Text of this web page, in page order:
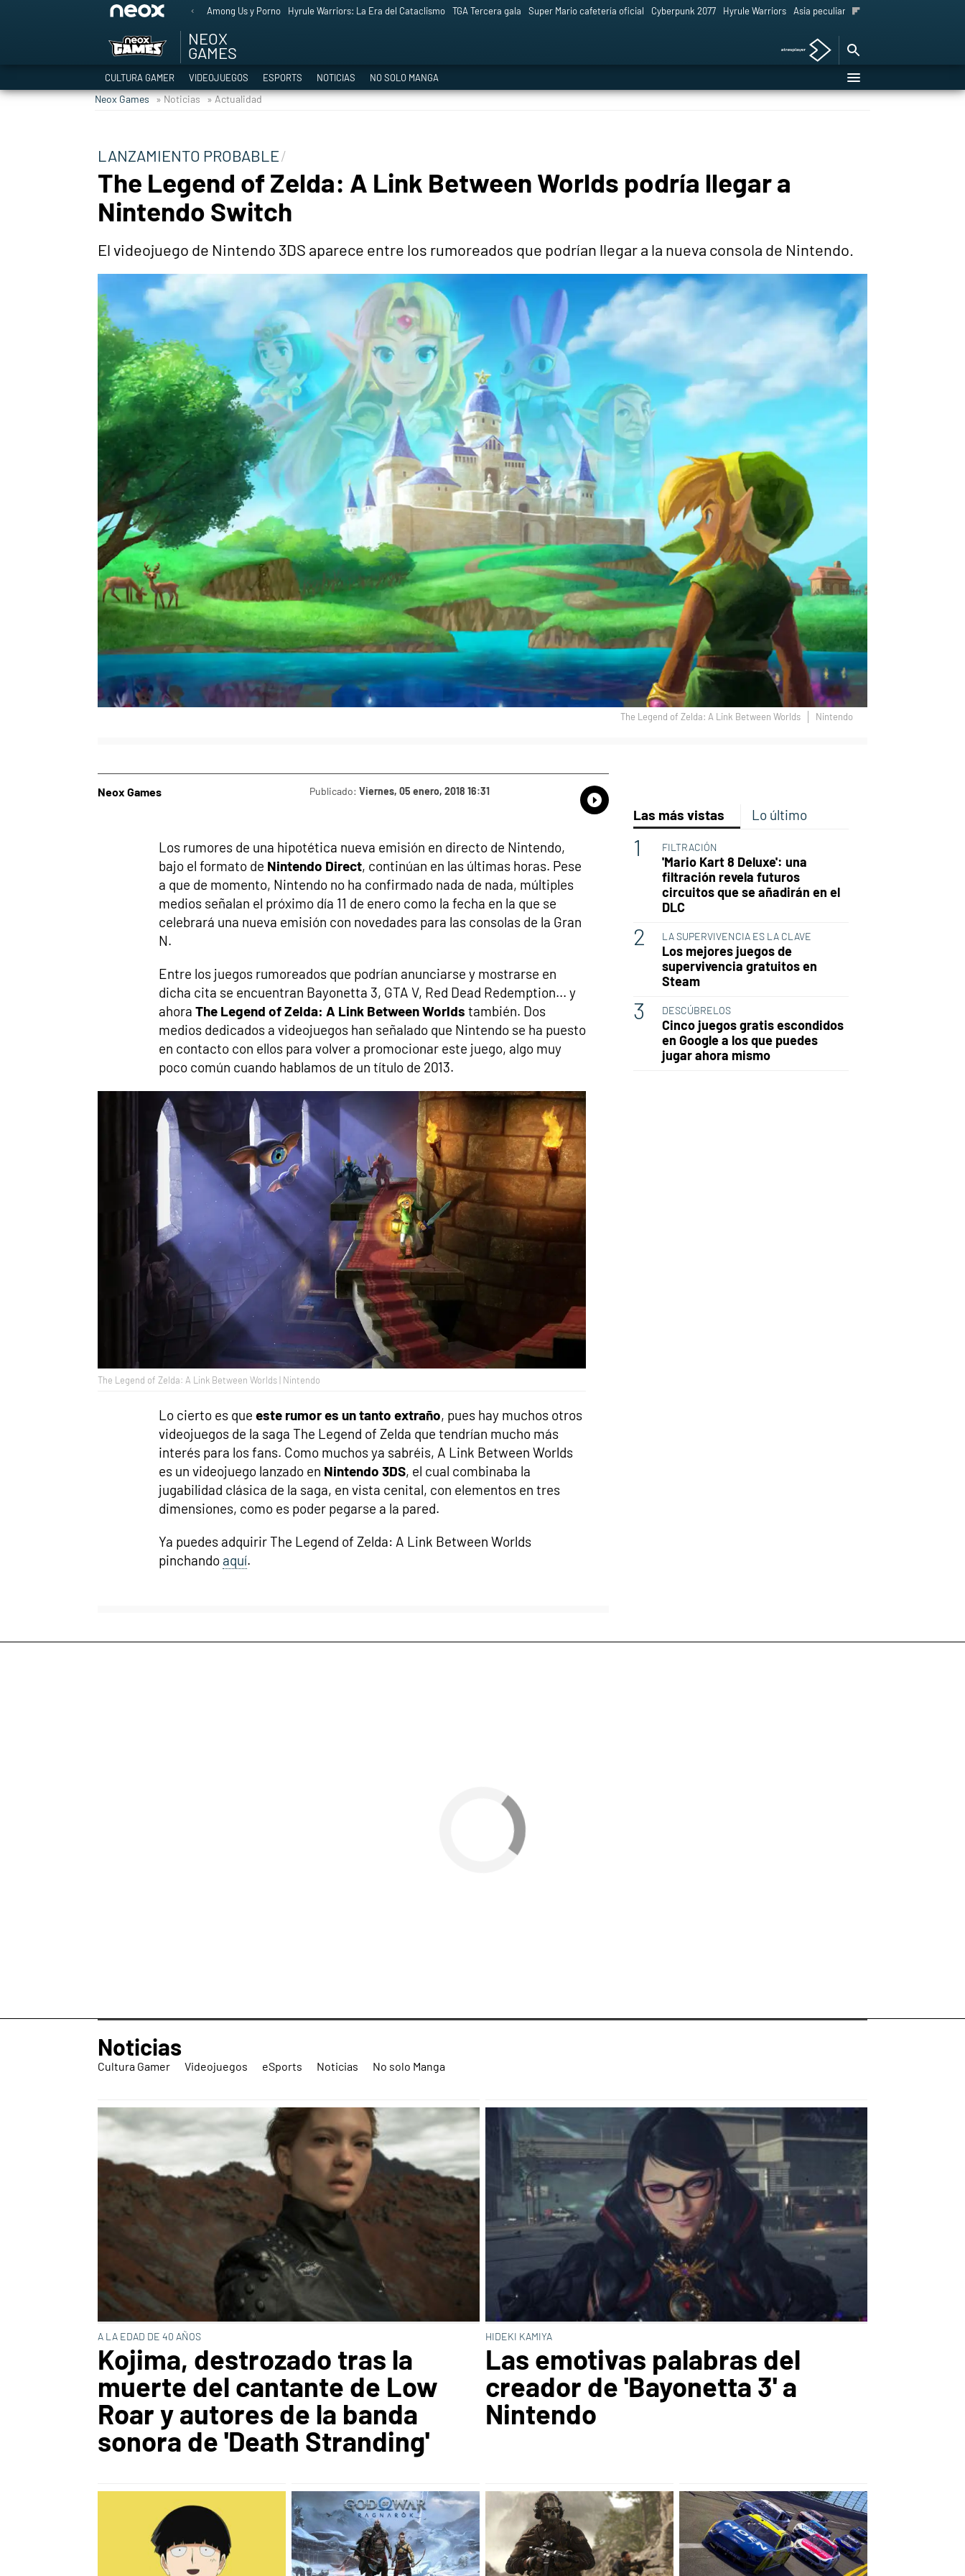
Among Us y Porno Hyrule Warriors: La Era del Cataclismo TGA Tercera gala Super Mario cafetería oficial Cyberpunk 2077 Hyrule Warriors Asia peculiar tradición
NEOX
GAMES
CULTURA GAMER VIDEOJUEGOS ESPORTS NOTICIAS NO SOLO MANGA
Neox Games » Noticias » Actualidad
LANZAMIENTO PROBABLE
The Legend of Zelda: A Link Between Worlds podría llegar a
Nintendo Switch
El videojuego de Nintendo 3DS aparece entre los rumoreados que podrían llegar a la nueva consola de Nintendo.
The Legend of Zelda: A Link Between Worlds Nintendo
Neox Games Publicado: Viernes, 05 enero, 2018 16:31
Whatsapp
Compartir
Los rumores de una hipotética nueva emisión en directo de Nintendo,
bajo el formato de Nintendo Direct, continúan en las últimas horas. Pese
a que de momento, Nintendo no ha confirmado nada de nada, múltiples
medios señalan el próximo día 11 de enero como la fecha en la que se
celebrará una nueva emisión con novedades para las consolas de la Gran
N.
Entre los juegos rumoreados que podrían anunciarse y mostrarse en
dicha cita se encuentran Bayonetta 3, GTA V, Red Dead Redemption... y
ahora The Legend of Zelda: A Link Between Worlds también. Dos
medios dedicados a videojuegos han señalado que Nintendo se ha puesto
en contacto con ellos para volver a promocionar este juego, algo muy
poco común cuando hablamos de un título de 2013.
The Legend of Zelda: A Link Between Worlds | Nintendo
Lo cierto es que este rumor es un tanto extraño, pues hay muchos otros
videojuegos de la saga The Legend of Zelda que tendrían mucho más
interés para los fans. Como muchos ya sabréis, A Link Between Worlds
es un videojuego lanzado en Nintendo 3DS, el cual combinaba la
jugabilidad clásica de la saga, en vista cenital, con elementos en tres
dimensiones, como es poder pegarse a la pared.
Ya puedes adquirir The Legend of Zelda: A Link Between Worlds
pinchando aquí.
Las más vistas Lo último
FILTRACIÓN
'Mario Kart 8 Deluxe': una
filtración revela futuros
circuitos que se añadirán en el
DLC
LA SUPERVIVENCIA ES LA CLAVE
Los mejores juegos de
supervivencia gratuitos en
Steam
DESCÚBRELOS
Cinco juegos gratis escondidos
en Google a los que puedes
jugar ahora mismo
Noticias
Cultura Gamer Videojuegos eSports Noticias No solo Manga
A LA EDAD DE 40 AÑOS
Kojima, destrozado tras la
muerte del cantante de Low
Roar y autores de la banda
sonora de 'Death Stranding'
HIDEKI KAMIYA
Las emotivas palabras del
creador de 'Bayonetta 3' a
Nintendo